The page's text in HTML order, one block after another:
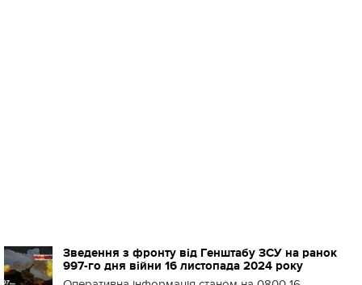
Зведення з фронту від Генштабу ЗСУ на ранок
997-го дня війни 16 листопада 2024 року